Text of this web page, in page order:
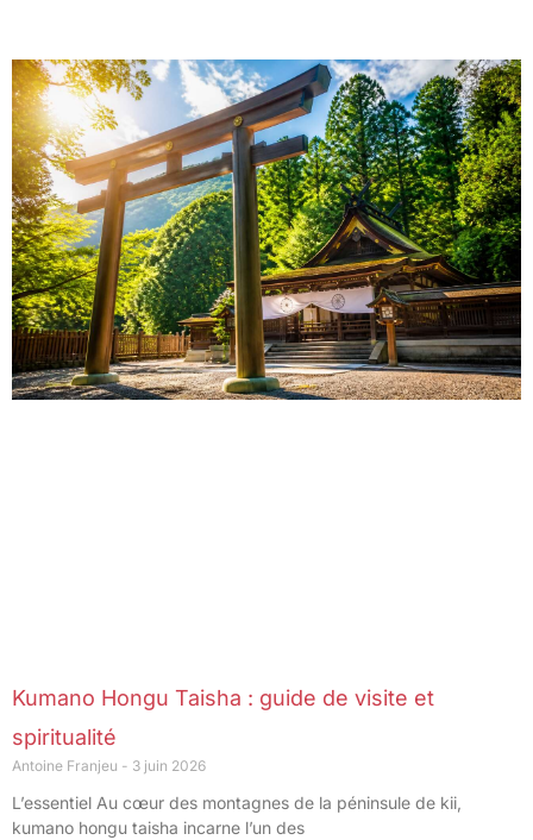
Kumano Hongu Taisha : guide de visite et
spiritualité
Antoine Franjeu 3 juin 2026
L’essentiel Au cœur des montagnes de la péninsule de kii,
kumano hongu taisha incarne l’un des